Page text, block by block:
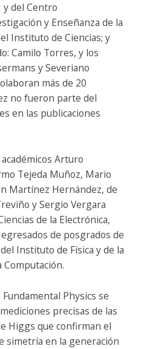
y del Centro
y Enseñanza de la
Instituto de Ciencias; y
Camilo Torres, y los
y Severiano
más de 20
no fueron parte del
en las publicaciones
Arturo
Tejeda Muñoz, Mario
Martínez Hernández, de
y Sergio Vergara
de la Electrónica,
de posgrados de
Instituto de Física y de la
Computación.
Physics se
precisas de las
Higgs que confirman el
simetría en la generación